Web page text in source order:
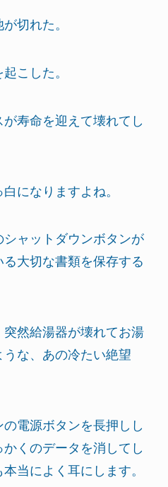
切れた。
こした。
寿命を迎えて壊れてし
になりますよね。
ャットダウンボタンが
大切な書類を保存する
然給湯器が壊れてお湯
な、あの冷たい絶望
電源ボタンを長押しし
くのデータを消してし
当によく耳にします。